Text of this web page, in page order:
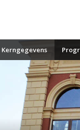
Kerngegevens